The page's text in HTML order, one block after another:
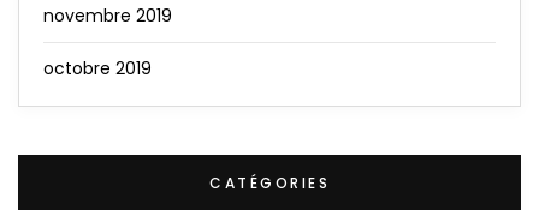
novembre 2019
octobre 2019
CATÉGORIES